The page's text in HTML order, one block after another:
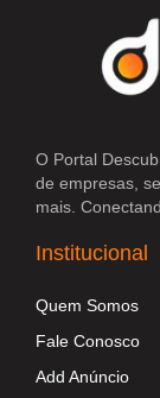
O Portal
de empresas,
mais.
Institucional
Quem Somos
Fale Conosco
Add Anúncio